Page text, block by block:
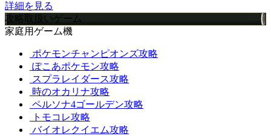
詳細を見る
攻略取扱いゲーム
家庭用ゲーム機
ポケモンチャンピオンズ攻略
ぽこあポケモン攻略
スプラレイダース攻略
時のオカリナ攻略
ペルソナ4ゴールデン攻略
トモコレ攻略
バイオレクイエム攻略